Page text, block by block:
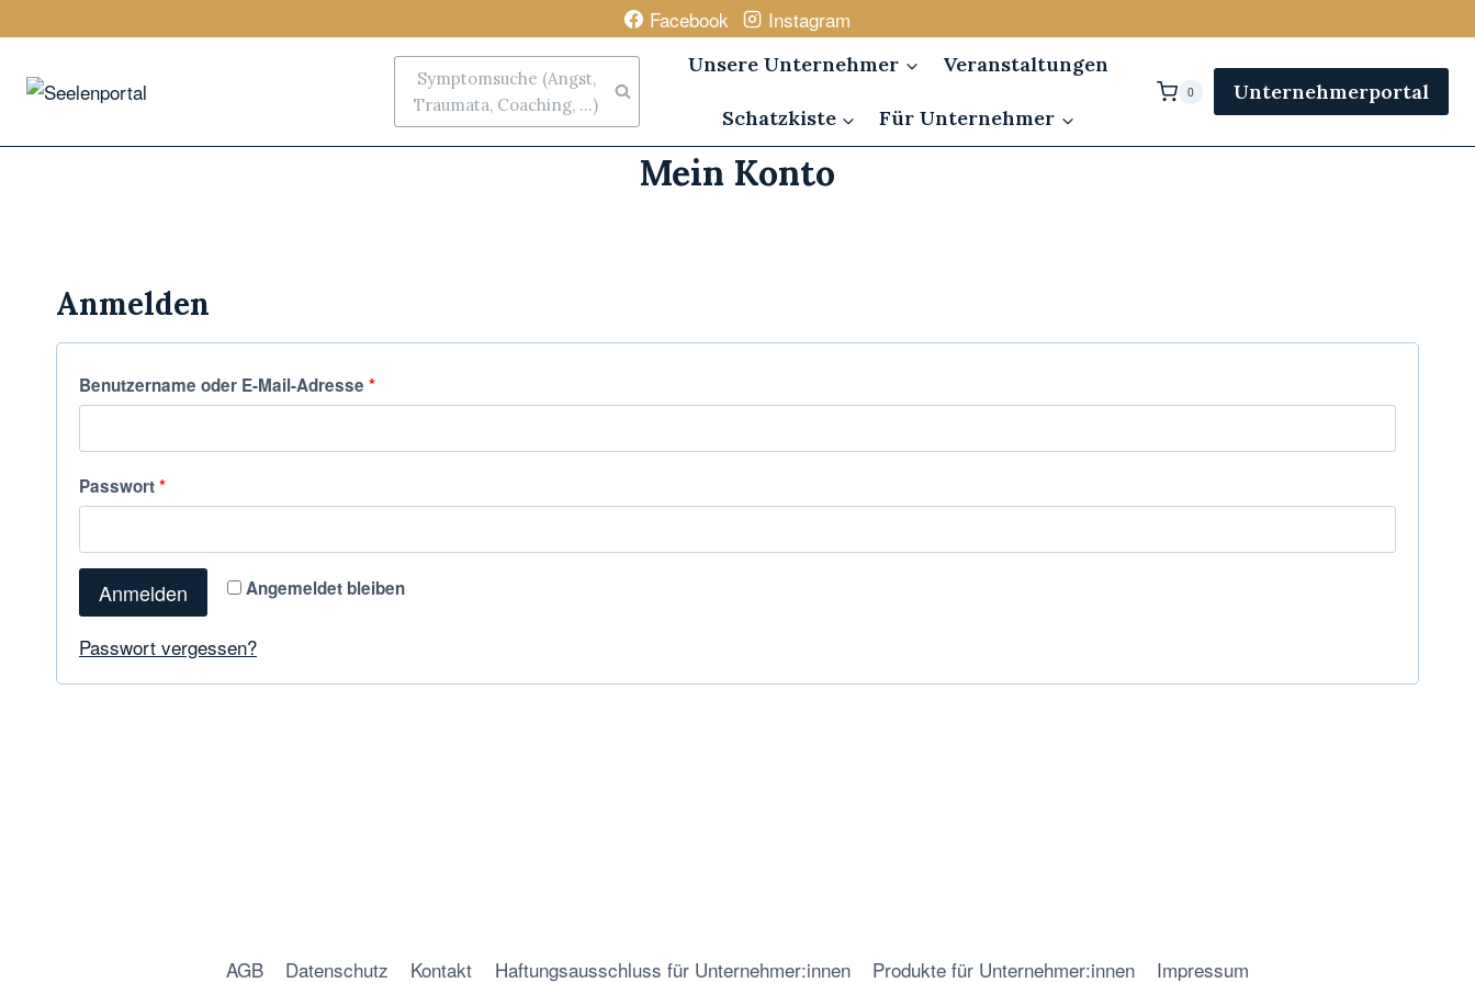
Facebook Instagram
Symptomsuche (Angst,
Traumata, Coaching, ...)
Unsere Unternehmer Veranstaltungen
Schatzkiste Für Unternehmer
0 Unternehmerportal
Mein Konto
Anmelden
Benutzername oder E-Mail-Adresse *
Passwort*
Angemeldet bleiben
Anmelden
Passwort vergessen?
AGB Datenschutz Kontakt Haftungsausschluss für Unternehmer:innen Produkte für Unternehmer:innen Impressum